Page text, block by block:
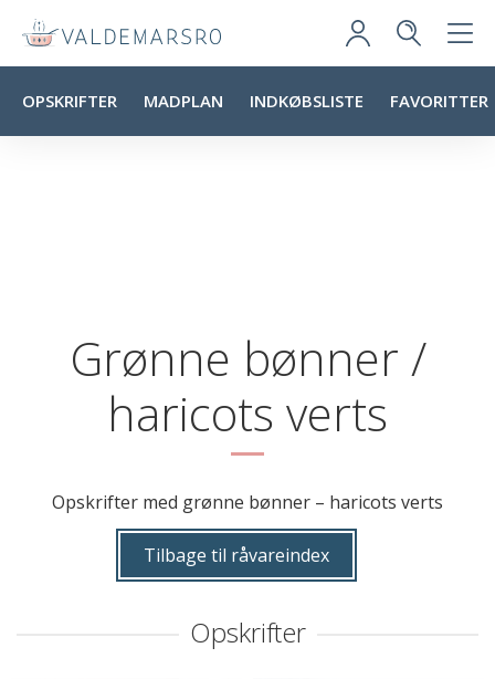
OPSKRIFTER MADPLAN INDKØBSLISTE FAVORITTER
Grønne bønner /
haricots verts
Opskrifter med grønne bønner – haricots verts
Tilbage til råvareindex
Opskrifter